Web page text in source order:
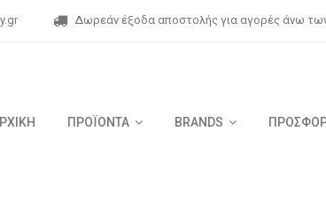
Δωρεάν έξοδα αποστολής για αγορές άνω
ΠΡΟΪΟΝΤΑ BRANDS